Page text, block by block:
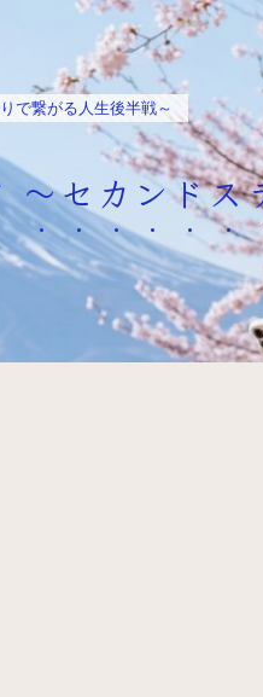
で繋がる人生後半戦～
～セカンドス